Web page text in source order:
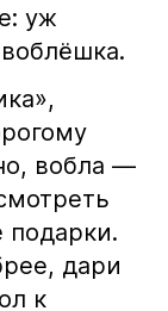
уж
вобла —
подарки.
дари
к